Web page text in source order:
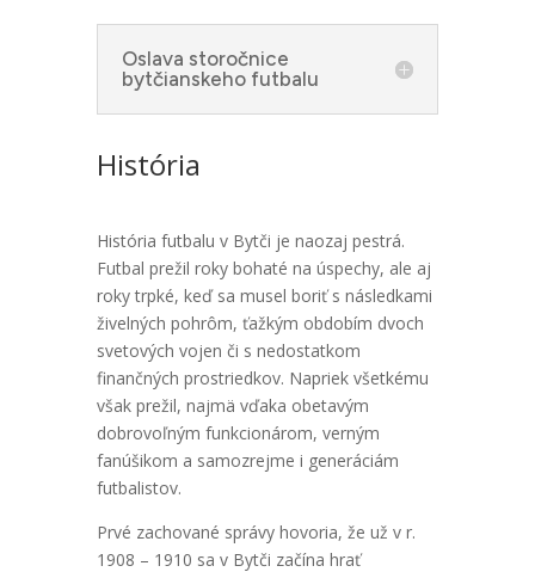
Oslava storočnice
bytčianskeho futbalu
História
História futbalu v Bytči je naozaj pestrá.
Futbal prežil roky bohaté na úspechy, ale aj
roky trpké, keď sa musel boriť s následkami
živelných pohrôm, ťažkým obdobím dvoch
svetových vojen či s nedostatkom
finančných prostriedkov. Napriek všetkému
však prežil, najmä vďaka obetavým
dobrovoľným funkcionárom, verným
fanúšikom a samozrejme i generáciám
futbalistov.
Prvé zachované správy hovoria, že už v r.
1908 – 1910 sa v Bytči začína hrať